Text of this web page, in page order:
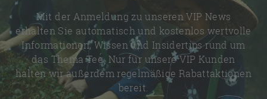
Mit der Anmeldung zu unseren VIP News
erhalten Sie automatisch und kostenlos wertvolle
Informationen, Wissen und Insidertips rund um
das Thema Tee. Nur für unsere VIP Kunden
halten wir außerdem regelmäßige Rabattaktionen
bereit.